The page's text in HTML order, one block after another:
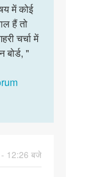
में कोई
हैं तो
चर्चा में
"
12:26 बजे